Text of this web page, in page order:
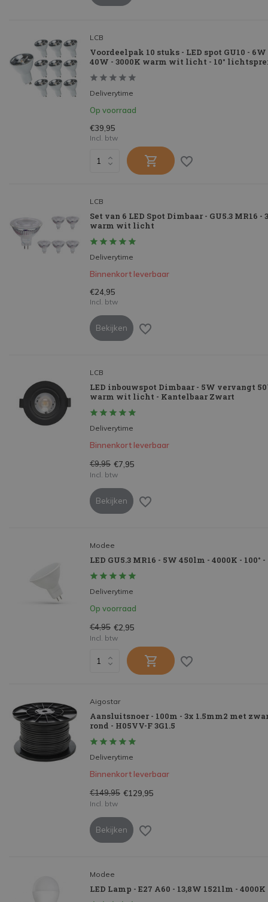
LCB
Voordeelpak 10 stuks - LED spot GU10 -
40W - 3000K warm wit licht - 10°
Deliverytime
Op voorraad
€39,95
Incl. btw
LCB
Set van 6 LED Spot Dimbaar - GU5.3 MR16 -
warm wit licht
Deliverytime
Binnenkort leverbaar
€24,95
Incl. btw
Bekijken
LCB
LED inbouwspot Dimbaar - 5W vervangt
warm wit licht - Kantelbaar Zwart
Deliverytime
Binnenkort leverbaar
€9,95 €7,95
Incl. btw
Bekijken
Modee
LED GU5.3 MR16 - 5W 450lm - 4000K - 100° -
Deliverytime
Op voorraad
€4,95 €2,95
Incl. btw
Aigostar
Aansluitsnoer - 100m - 3x 1.5mm2 met
rond - H05VV-F 3G1.5
Deliverytime
Binnenkort leverbaar
€149,95 €129,95
Incl. btw
Bekijken
Modee
LED Lamp - E27 A60 - 13,8W 1521lm - 4000K